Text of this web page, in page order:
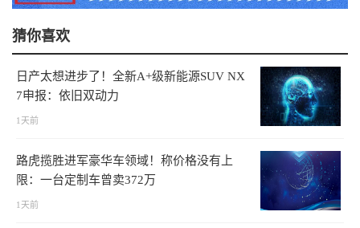
猜你喜欢
日产太想进步了！全新A+级新能源SUV NX
7申报：依旧双动力
1天前
路虎揽胜进军豪华车领域！称价格没有上
限：一台定制车曾卖372万
1天前